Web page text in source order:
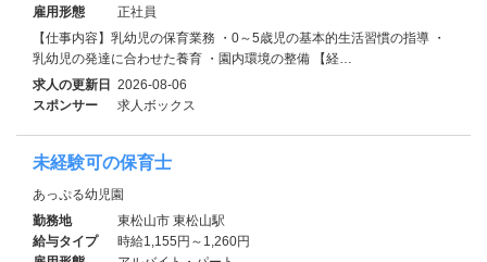
雇用形態
正社員
【仕事内容】乳幼児の保育業務 ・0～5歳児の基本的生活習慣の指導 ・
乳幼児の発達に合わせた養育 ・園内環境の整備 【経…
求人の更新日 2026-08-06
スポンサー
求人ボックス
未経験可の保育士
あっぷる幼児園
勤務地
東松山市 東松山駅
給与タイプ
時給1,155円～1,260円